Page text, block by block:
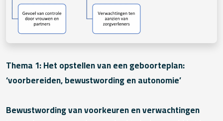
Thema 1: Het opstellen van een geboorteplan:
‘voorbereiden, bewustwording en autonomie’
Bewustwording van voorkeuren en verwachtingen